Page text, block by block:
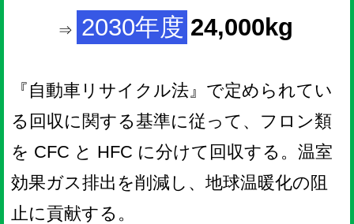
⇒ 2030年度 24,000kg
『自動車リサイクル法』で定められてい
る回収に関する基準に従って、フロン類
を CFC と HFC に分けて回収する。温室
効果ガス排出を削減し、地球温暖化の阻
止に貢献する。